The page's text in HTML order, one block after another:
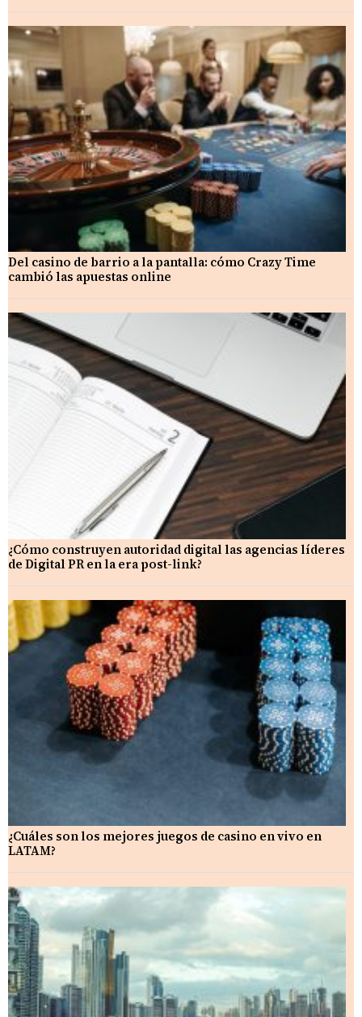
Del casino de barrio a la pantalla: cómo Crazy Time
cambió las apuestas online
¿Cómo construyen autoridad digital las agencias líderes
de Digital PR en la era post-link?
¿Cuáles son los mejores juegos de casino en vivo en
LATAM?